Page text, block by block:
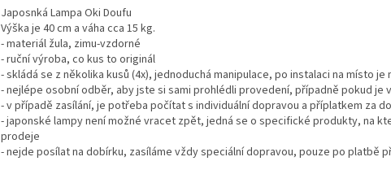
Japosnká Lampa Oki Doufu
Výška je 40 cm a váha cca 15 kg.
- materiál žula, zimu-vzdorné
- ruční výroba, co kus to originál
- skládá se z několika kusů (4x), jednoduchá manipulace, po instalaci na místo
- nejlépe osobní odběr, aby jste si sami prohlédli provedení, případně pokud je
- v případě zasílání, je potřeba počítat s individuální dopravou a příplatkem za
- japonské lampy není možné vracet zpět, jedná se o specifické produkty, na
prodeje
- nejde posílat na dobírku, zasíláme vždy speciální dopravou, pouze po platbě